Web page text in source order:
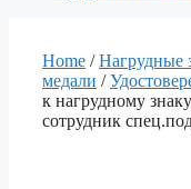
Home /Нагрудные
медали /
к нагрудному
сотрудник